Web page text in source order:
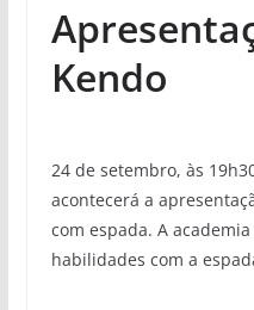
Kendo
24 de setembro, às
acontecerá a
com espada. A
habilidades com a